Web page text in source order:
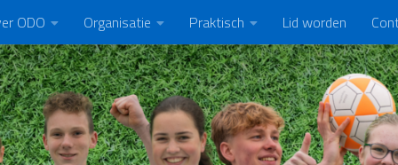
ODO Organisatie Praktisch Lid worden